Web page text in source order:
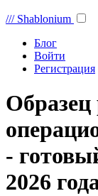
/// Shablonium
Блог
Войти
Регистрация
Образец
-
2026